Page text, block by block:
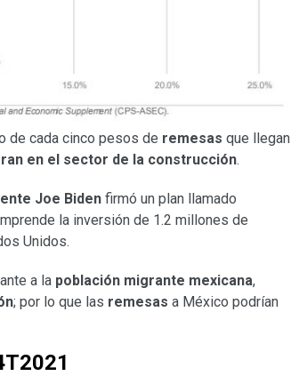
de cada cinco pesos de remesas que llegan
en el sector de la construcción.
Joe Biden firmó un plan llamado
la inversión de 1.2 millones de
Unidos.
a la población migrante mexicana,
; por lo que las remesas a México podrían